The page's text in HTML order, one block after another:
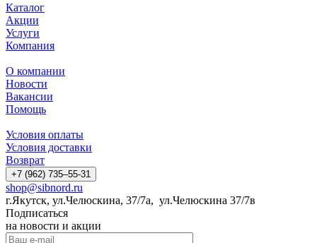
Каталог
Акции
Услуги
Компания
О компании
Новости
Вакансии
Помощь
Условия оплаты
Условия доставки
Возврат
+7 (962) 735‒55-31
shop@sibnord.ru
​г.Якутск, ул.Челюскина, 37/7а, ул.Челюскина 37/7в
Подписаться
на новости и акции